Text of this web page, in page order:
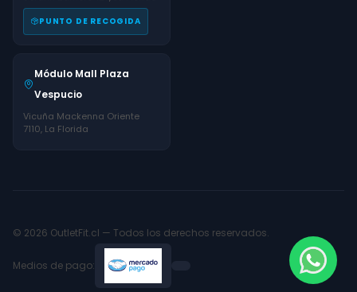
PUNTO DE RECOGIDA
Módulo Mall Plaza
Vespucio
Vicuña Mackenna Oriente
7110, La Florida
© 2026 OutletFit.cl — Todos los derechos reservados.
Medios de pago: